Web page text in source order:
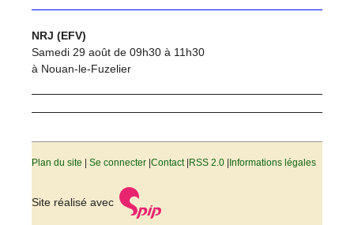
NRJ (EFV)
Samedi 29 août de 09h30 à 11h30
à Nouan-le-Fuzelier
Plan du site |Se connecter |Contact| RSS 2.0 Informations légales
Site réalisé avec